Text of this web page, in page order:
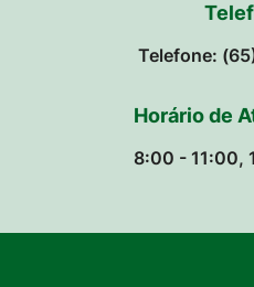
Telefone:
Horário de
8:00 - 11:00,